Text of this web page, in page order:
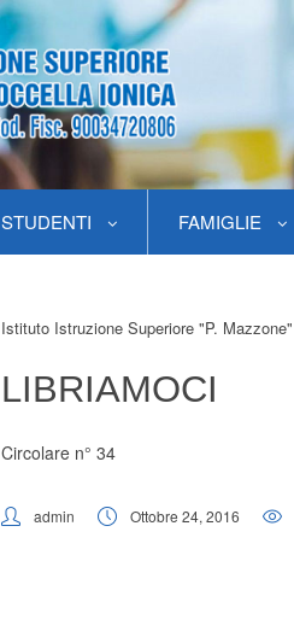
STUDENTI FAMIGLIE
Istituto Istruzione Superiore "P. Mazzone"
LIBRIAMOCI
Circolare n° 34
admin Ottobre 24, 2016